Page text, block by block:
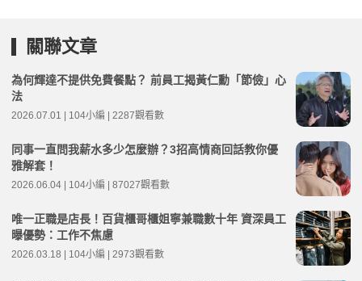
關聯文章
為何輝達不提供免費餐點？ 前員工揭黃仁勳「節儉」心
法
2026.07.01 | 104小編 | 2287觀看數
同事一直問我薪水多少怎麼辦？3招高情商回話教你優
雅解套！
2026.06.04 | 104小編 | 87027觀看數
唯一正職是店長！百貨櫃哥櫃姐寧兼職數十年 資深員工
曝優勢：工作不焦慮
2026.03.18 | 104小編 | 2973觀看數